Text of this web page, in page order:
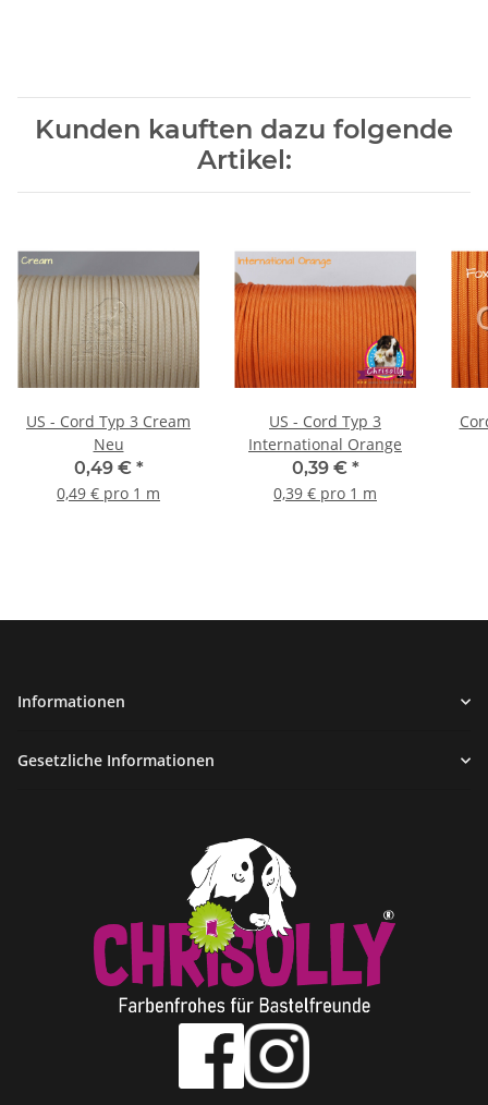
Kunden kauften dazu folgende
Artikel:
US - Cord Typ 3 Cream
Neu
0,49 € *
0,49 € pro 1 m
US - Cord Typ 3
International Orange
0,39 € *
0,39 € pro 1 m
Informationen
Gesetzliche Informationen